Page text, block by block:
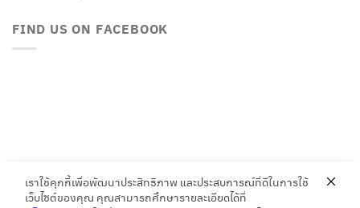
FIND US ON FACEBOOK
เราใช้คุกกี้เพื่อพัฒนาประสิทธิภาพ และประสบการณ์ที่ดีในการใช้
เว็บไซต์ของคุณ คุณสามารถศึกษารายละเอียดได้ที่